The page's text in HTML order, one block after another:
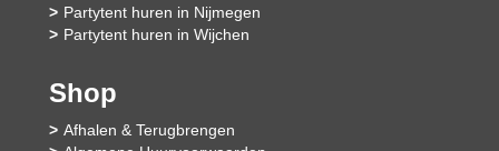
Partytent huren in Nijmegen
Partytent huren in Wijchen
Shop
Afhalen & Terugbrengen